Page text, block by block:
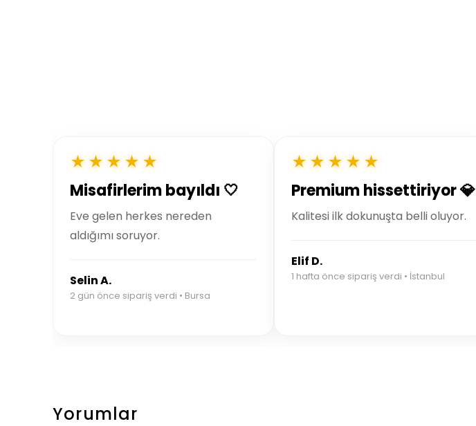
★★★★★
Misafirlerim bayıldı 🤍
Eve gelen herkes nereden
aldığımı soruyor.
Selin A.
2 gün önce sipariş verdi • Bursa
★★★★★
Premium hissettiriyor 💎
Kalitesi ilk dokunuşta belli oluyor.
Elif D.
1 hafta önce sipariş verdi • İstanbul
Yorumlar